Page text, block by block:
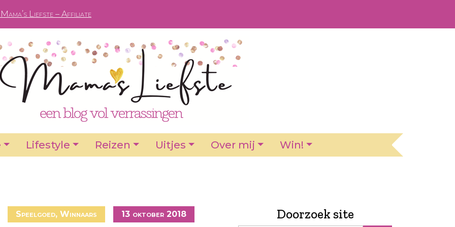
Liefste – Affiliate
Lifestyle Reizen Uitjes Over mij Win!
Speelgoed, Winnaars 13 oktober 2018 Doorzoek site